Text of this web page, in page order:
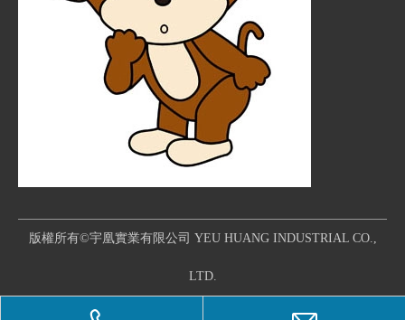
版權所有©宇凰實業有限公司 YEU HUANG INDUSTRIAL CO.,
LTD.